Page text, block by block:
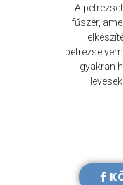
A
fűszer,
gyakran